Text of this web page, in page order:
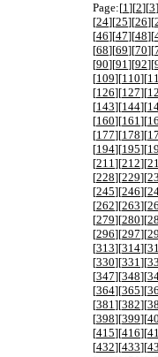
Page:[1][2][3
[24][25][26][
[46][47][48][
[68][69][70][
[90][91][92][
[109][110][
[126][127][
[143][144][
[160][161][
[177][178][
[194][195][
[211][212][
[228][229][
[245][246][
[262][263][
[279][280][
[296][297][
[313][314][
[330][331][
[347][348][
[364][365][
[381][382][
[398][399][
[415][416][
[432][433][